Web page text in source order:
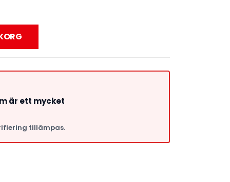
är ett mycket
tillämpas.